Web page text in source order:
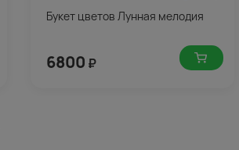
Букет цветов Лунная мелодия
6800 ₽